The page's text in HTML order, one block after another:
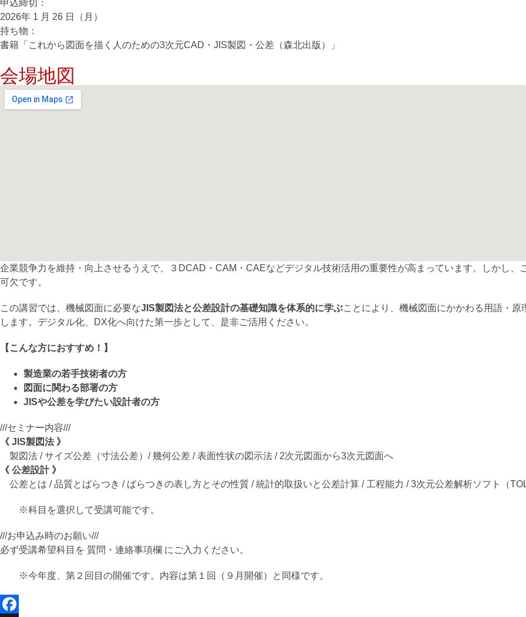
申込締切：
2026年 1 月 26 日（月）
持ち物：
書籍「これから図面を描く人のための3次元CAD・JIS製図・公差（森北出版）」
会場地図
企業競争力を維持・向上させるうえで、３DCAD・CAM・CAEなどデジタル技術活用の重要性が高まっています。しかし
可欠です。
この講習では、機械図面に必要なJIS製図法と公差設計の基礎知識を体系的に学ぶことにより、機械図面にかかわる用語・
します。デジタル化、DX化へ向けた第一歩として、是非ご活用ください。
【こんな方におすすめ！】
製造業の若手技術者の方
図面に関わる部署の方
JISや公差を学びたい設計者の方
///セミナー内容///
《 JIS製図法 》
製図法 / サイズ公差（寸法公差）/ 幾何公差 / 表面性状の図示法 / 2次元図面から3次元図面へ
《 公差設計 》
公差とは / 品質とばらつき / ばらつきの表し方とその性質 / 統計的取扱いと公差計算 / 工程能力 / 3次元公差解析ソフト（
※科目を選択して受講可能です。
///お申込み時のお願い///
必ず受講希望科目を 質問・連絡事項欄 にご入力ください。
※今年度、第２回目の開催です。内容は第１回（９月開催）と同様です。